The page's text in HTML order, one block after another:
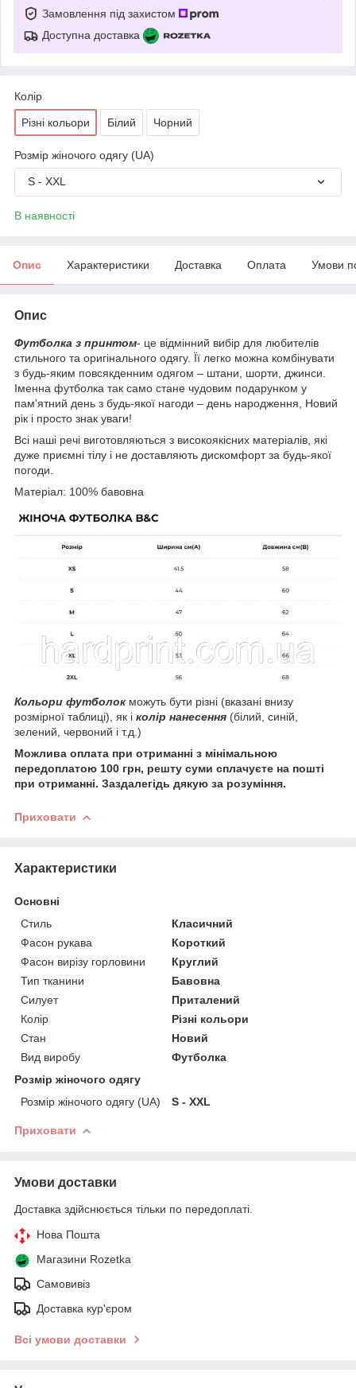
Замовлення під захистом
Доступна доставка
Колір
Різні кольори Білий Чорний
Розмір жіночого одягу (UA)
S - XXL
В наявності
Опис Характеристики Доставка Оплата Умови
Опис
Футболка з принтом- це відмінний вибір для любителів
стильного та оригінального одягу. Її легко можна комбінувати
з будь-яким повсякденним одягом – штани, шорти, джинси.
Іменна футболка так само стане чудовим подарунком у
пам'ятний день з будь-якої нагоди – день народження, Новий
рік і просто знак уваги!
Всі наші речі виготовляються з високоякісних матеріалів, які
дуже приємні тілу і не доставляють дискомфорт за будь-якої
погоди.
Матеріал: 100% бавовна
Кольори футболокможуть бути різні (вказані внизу
розмірної таблиці), як і колір нанесення (білий, синій,
зелений, червоний і т.д.)
Можлива оплата при отриманні з мінімальною
передоплатою 100 грн, решту суми сплачуєте на пошті
при отриманні. Заздалегідь дякую за розуміння.
Приховати
Характеристики
Основні
Стиль
Класичний
Фасон рукава
Короткий
Фасон вирізу горловини
Круглий
Тип тканини
Бавовна
Силует
Приталений
Колір
Різні кольори
Стан
Новий
Вид виробу
Футболка
Розмір жіночого одягу
Розмір жіночого одягу (UA)
S - XXL
Приховати
Умови доставки
Доставка здійснюється тільки по передоплаті.
Нова Пошта
Магазини Rozetka
Самовивіз
Доставка кур'єром
Всі умови доставки